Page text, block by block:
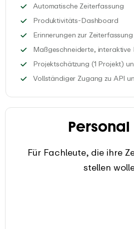
Automatische Zeiterfassung
Produktivitäts-Dashboard
Erinnerungen zur Zeiterfassung
Maßgeschneiderte, interaktive
Projektschätzung (1 Projekt)
Vollständiger Zugang zu API
Personal
Für Fachleute, die ihre
stellen